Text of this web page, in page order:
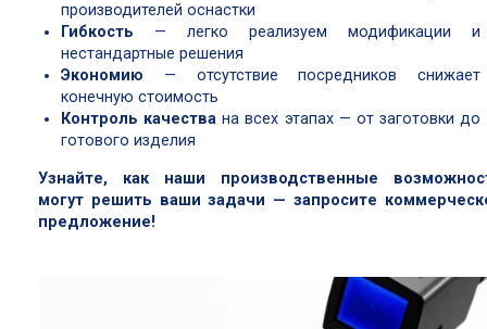
производителей оснастки
Гибкость — легко реализуем модификации и
нестандартные решения
Экономию — отсутствие посредников снижает
конечную стоимость
Контроль качества на всех этапах — от заготовки до
готового изделия
Узнайте, как наши производственные
могут решить ваши задачи — запросите
предложение!